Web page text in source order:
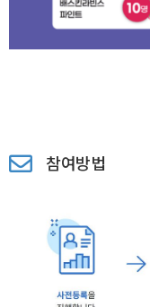
참여방법